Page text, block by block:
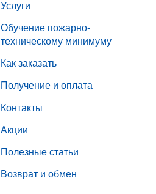
Услуги
Обучение пожарно-
техническому минимуму
Как заказать
Получение и оплата
Контакты
Акции
Полезные статьи
Возврат и обмен